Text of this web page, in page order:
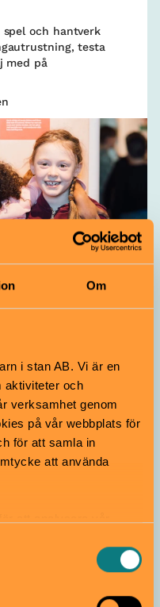
Om
i stan AB. Vi är en
aktiviteter och
verksamhet genom
på vår webbplats för
för att samla in
att använda
medier. Vi
och annan
medier och
spel och hantverk
testa
med på
lekmiljö där barn
kreativitet och lekfull